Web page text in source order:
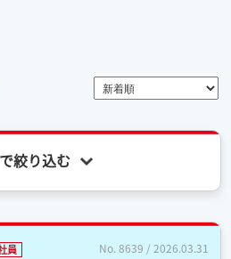
絞り込む
員 No. 8639 / 2026.03.31